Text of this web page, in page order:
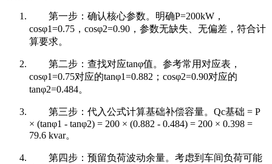
第一步：确认核心参数。明确P=200kW，
cosφ1=0.75，cosφ2=0.90，参数无缺失、无偏差，符合计
算要求。
第二步：查找对应tanφ值。参考常用对应表，
cosφ1=0.75对应的tanφ1=0.882；cosφ2=0.90对应的
tanφ2=0.484。
第三步：代入公式计算基础补偿容量。Qc基础 = P
× (tanφ1 - tanφ2) = 200 × (0.882 - 0.484) = 200 × 0.398 =
79.6 kvar。
第四步：预留负荷波动余量。考虑到车间负荷可能